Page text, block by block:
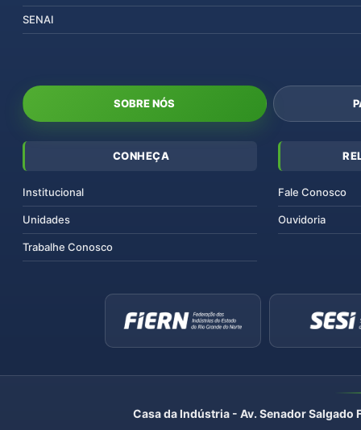
SENAI
SOBRE NÓS
CONHEÇA
Institucional
Unidades
Trabalhe Conosco
Fale Conosco
Ouvidoria
Casa da Indústria - Av. Senador